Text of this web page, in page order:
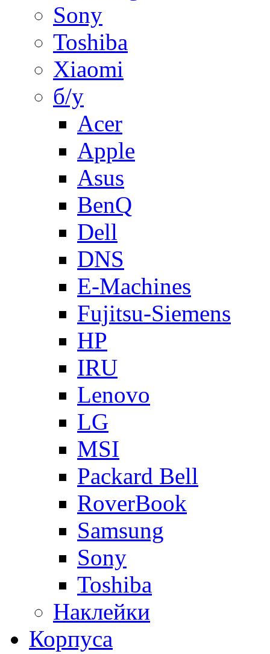
Sony
Toshiba
Xiaomi
б/у
Acer
Apple
Asus
BenQ
Dell
DNS
E-Machines
Fujitsu-Siemens
HP
IRU
Lenovo
LG
MSI
Packard Bell
RoverBook
Samsung
Sony
Toshiba
Наклейки
Корпуса